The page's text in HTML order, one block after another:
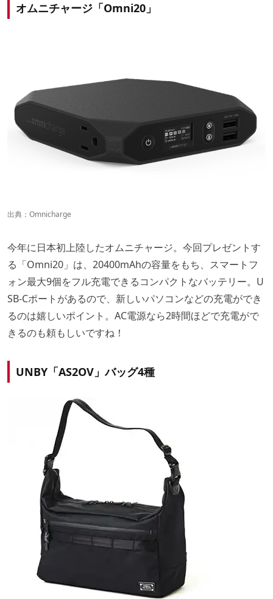
オムニチャージ「Omni20」
出典： Omnicharge
今年に日本初上陸したオムニチャージ。今回プレゼントす
る「Omni20」は、20400mAhの容量をもち、スマートフ
ォン最大9個をフル充電できるコンパクトなバッテリー。U
SB-Cポートがあるので、新しいパソコンなどの充電ができ
るのは嬉しいポイント。AC電源なら2時間ほどで充電がで
きるのも頼もしいですね！
UNBY「AS2OV」バッグ4種